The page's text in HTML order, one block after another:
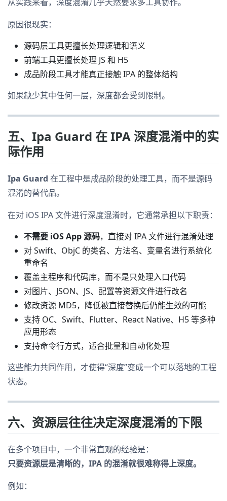
原因很现实：
源码层工具更擅长处理逻辑和语义
前端工具更擅长处理 JS 和 H5
成品阶段工具才能真正接触 IPA 的整体结构
如果缺少其中任何一层，深度都会受到限制。
五、Ipa Guard 在 IPA 深度混淆中的实
际作用
Ipa Guard 在工程中是成品阶段的处理工具，而不是源码
混淆的替代品。
在对 iOS IPA 文件进行深度混淆时，它通常承担以下职责：
不需要 iOS App 源码，直接对 IPA 文件进行混淆处理
对 Swift、ObjC 的类名、方法名、变量名进行系统化
重命名
覆盖主程序和代码库，而不是只处理入口代码
对图片、JSON、JS、配置等资源文件进行改名
修改资源 MD5，降低被直接替换后仍能生效的可能
支持 OC、Swift、Flutter、React Native、H5 等多种
应用形态
支持命令行方式，适合批量和自动化处理
这些能力共同作用，才使得“深度”变成一个可以落地的工程
状态。
六、资源层往往决定深度混淆的下限
在多个项目中，一个非常直观的经验是：
只要资源层是清晰的，IPA 的混淆就很难称得上深度。
例如：